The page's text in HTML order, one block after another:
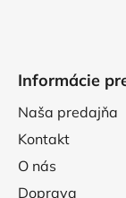
Informácie
Naša predajňa
Kontakt
O nás
Doprava